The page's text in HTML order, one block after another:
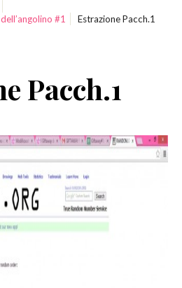
WOR(L)DS
#1
Estrazione Pacch.1
Pacch.1